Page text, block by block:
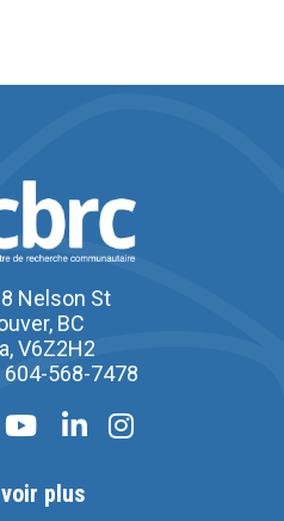
Nelson St
BC
V6Z2H2
604-568-7478
plus